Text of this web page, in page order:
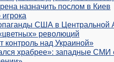
назначить послом в Киев
США в Центральной
революций
над Украиной»
храбрее»: западные СМИ